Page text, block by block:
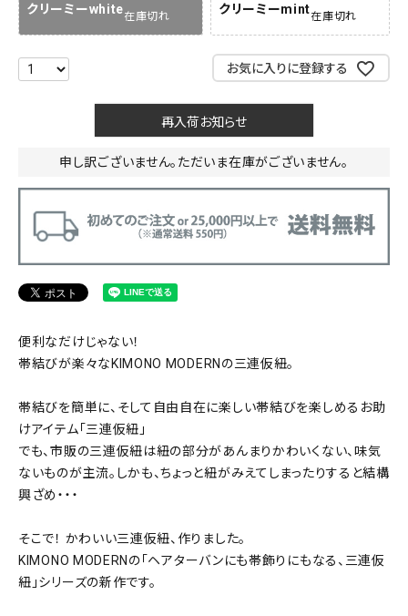
INFORMATION
クリーミーwhite在庫切れ クリーミーmint在庫切れ
お気に入りに登録する
再入荷お知らせ
申し訳ございません。ただいま在庫がございません。
便利なだけじゃない！
帯結びが楽々なKIMONO MODERNの三連仮紐。
帯結びを簡単に、そして自由自在に楽しい帯結びを楽しめるお助
けアイテム「三連仮紐」
でも、市販の三連仮紐は紐の部分があんまりかわいくない、味気
ないものが主流。しかも、ちょっと紐がみえてしまったりすると結構
興ざめ・・・
そこで！ かわいい三連仮紐、作りました。
KIMONO MODERNの「ヘアターバンにも帯飾りにもなる、三連仮
紐」シリーズの新作です。